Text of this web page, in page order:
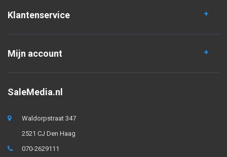
Klantenservice
Mijn account
SaleMedia.nl
Waldorpstraat 347
2521 CJ Den Haag
070-2629111